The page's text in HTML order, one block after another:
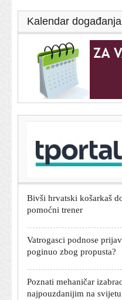
Kalendar
Netanyahu odbio
palestinske države'
pomoćni trener
Vatrogasci podnose
poginuo zbog propusta?
Poznati mehaničar
najpouzdanijim na
servis'